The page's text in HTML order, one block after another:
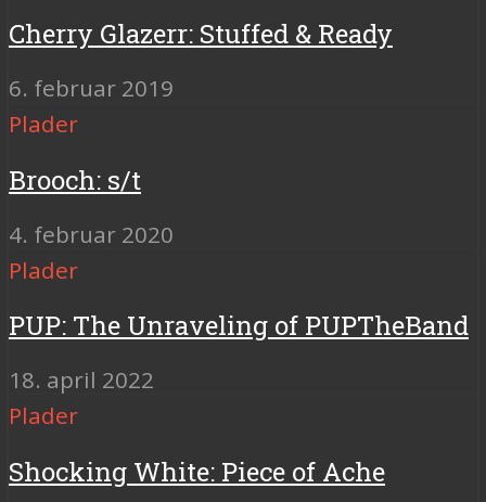
Cherry Glazerr: Stuffed & Ready
6. februar 2019
Plader
Brooch: s/t
4. februar 2020
Plader
PUP: The Unraveling of PUPTheBand
18. april 2022
Plader
Shocking White: Piece of Ache